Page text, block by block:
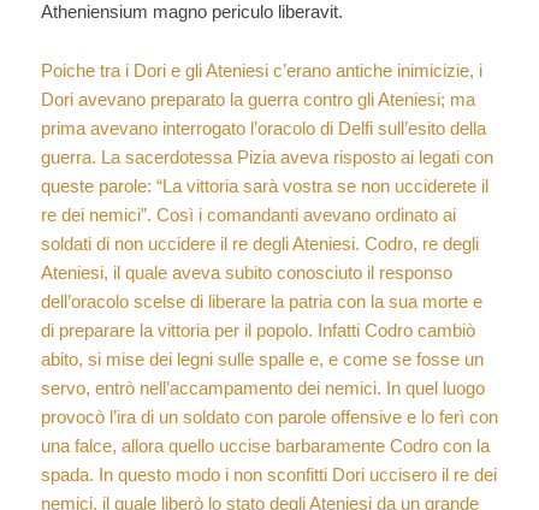
Atheniensium magno periculo liberavit.
Poiche tra i Dori e gli Ateniesi c’erano antiche inimicizie, i
Dori avevano preparato la guerra contro gli Ateniesi; ma
prima avevano interrogato l’oracolo di Delfi sull’esito della
guerra. La sacerdotessa Pizia aveva risposto ai legati con
queste parole: “La vittoria sarà vostra se non ucciderete il
re dei nemici”. Così i comandanti avevano ordinato ai
soldati di non uccidere il re degli Ateniesi. Codro, re degli
Ateniesi, il quale aveva subito conosciuto il responso
dell’oracolo scelse di liberare la patria con la sua morte e
di preparare la vittoria per il popolo. Infatti Codro cambiò
abito, si mise dei legni sulle spalle e, e come se fosse un
servo, entrò nell’accampamento dei nemici. In quel luogo
provocò l’ira di un soldato con parole offensive e lo ferì con
una falce, allora quello uccise barbaramente Codro con la
spada. In questo modo i non sconfitti Dori uccisero il re dei
nemici, il quale liberò lo stato degli Ateniesi da un grande